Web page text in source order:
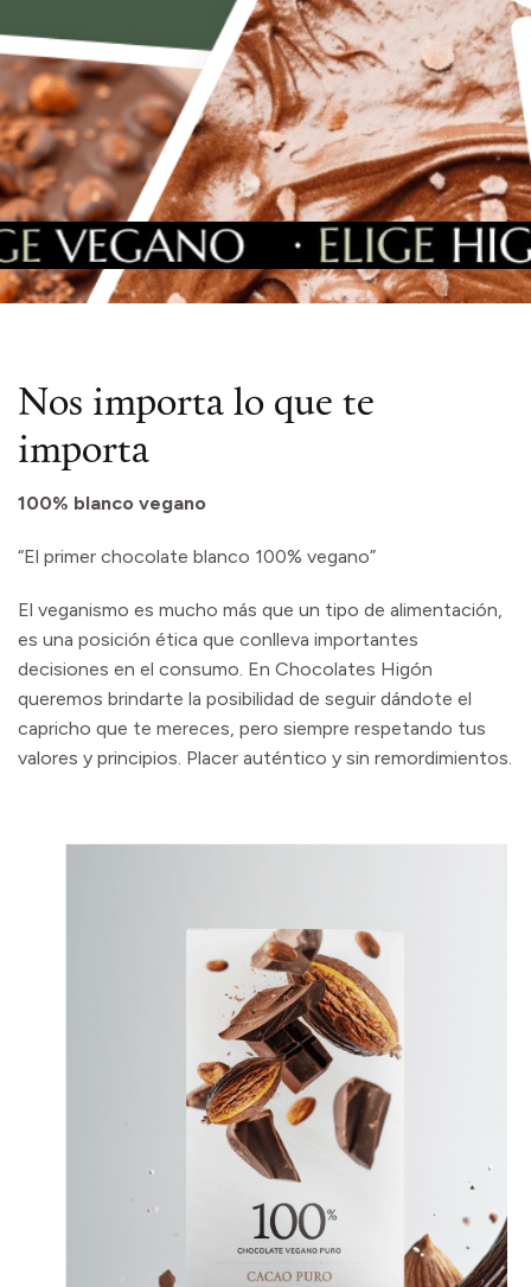
Nos importa lo que te
importa
100% blanco vegano
“El primer chocolate blanco 100% vegano”
El veganismo es mucho más que un tipo de alimentación,
es una posición ética que conlleva importantes
decisiones en el consumo. En Chocolates Higón
queremos brindarte la posibilidad de seguir dándote el
capricho que te mereces, pero siempre respetando tus
valores y principios. Placer auténtico y sin remordimientos.